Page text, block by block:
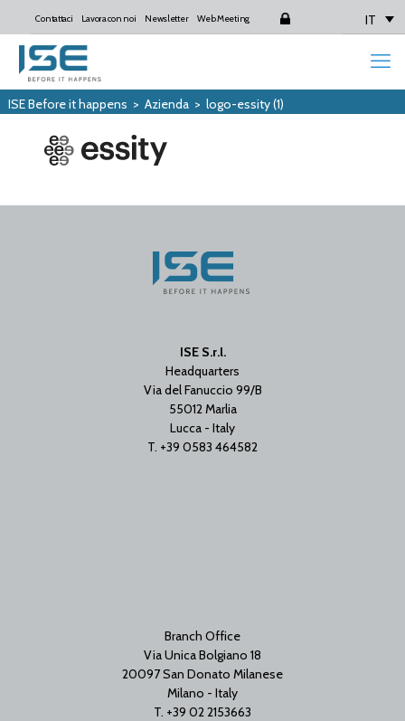
Contattaci Lavora con noi Newsletter Web Meeting IT
ISE Before it happens > Azienda> logo-essity (1)
ISE S.r.l.
Headquarters
Via del Fanuccio 99/B
55012 Marlia
Lucca - Italy
T. +39 0583 464582
Branch Office
Via Unica Bolgiano 18
20097 San Donato Milanese
Milano - Italy
T. +39 02 2153663